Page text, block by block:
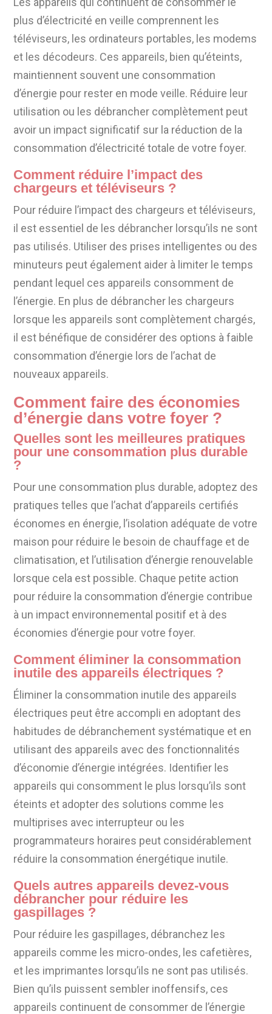
plus d’électricité en veille comprennent les
téléviseurs, les ordinateurs portables, les modems
et les décodeurs. Ces appareils, bien qu’éteints,
maintiennent souvent une consommation
d’énergie pour rester en mode veille. Réduire leur
utilisation ou les débrancher complètement peut
avoir un impact significatif sur la réduction de la
consommation d’électricité totale de votre foyer.
Comment réduire l’impact des
chargeurs et téléviseurs ?
Pour réduire l’impact des chargeurs et téléviseurs,
il est essentiel de les débrancher lorsqu’ils ne sont
pas utilisés. Utiliser des prises intelligentes ou des
minuteurs peut également aider à limiter le temps
pendant lequel ces appareils consomment de
l’énergie. En plus de débrancher les chargeurs
lorsque les appareils sont complètement chargés,
il est bénéfique de considérer des options à faible
consommation d’énergie lors de l’achat de
nouveaux appareils.
Comment faire des économies
d’énergie dans votre foyer ?
Quelles sont les meilleures pratiques
pour une consommation plus durable
?
Pour une consommation plus durable, adoptez des
pratiques telles que l’achat d’appareils certifiés
économes en énergie, l’isolation adéquate de votre
maison pour réduire le besoin de chauffage et de
climatisation, et l’utilisation d’énergie renouvelable
lorsque cela est possible. Chaque petite action
pour réduire la consommation d’énergie contribue
à un impact environnemental positif et à des
économies d’énergie pour votre foyer.
Comment éliminer la consommation
inutile des appareils électriques ?
Éliminer la consommation inutile des appareils
électriques peut être accompli en adoptant des
habitudes de débranchement systématique et en
utilisant des appareils avec des fonctionnalités
d’économie d’énergie intégrées. Identifier les
appareils qui consomment le plus lorsqu’ils sont
éteints et adopter des solutions comme les
multiprises avec interrupteur ou les
programmateurs horaires peut considérablement
réduire la consommation énergétique inutile.
Quels autres appareils devez-vous
débrancher pour réduire les
gaspillages ?
Pour réduire les gaspillages, débranchez les
appareils comme les micro-ondes, les cafetières,
et les imprimantes lorsqu’ils ne sont pas utilisés.
Bien qu’ils puissent sembler inoffensifs, ces
appareils continuent de consommer de l’énergie